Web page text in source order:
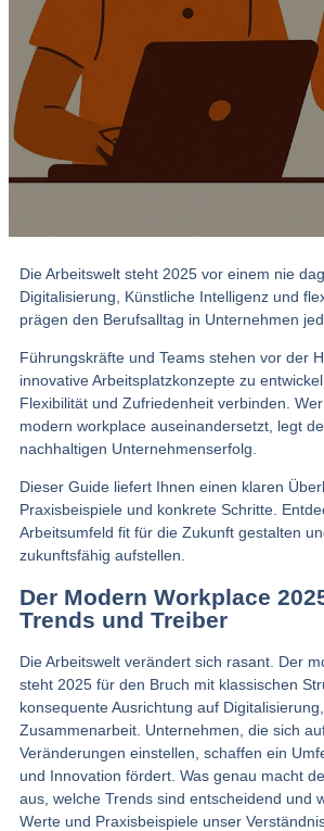
Die Arbeitswelt steht 2025 vor einem nie
Digitalisierung, Künstliche Intelligenz und
prägen den Berufsalltag in Unternehmen
Führungskräfte und Teams stehen vor der
innovative Arbeitsplatzkonzepte zu
Flexibilität und Zufriedenheit verbinden.
modern workplace auseinandersetzt, legt
nachhaltigen Unternehmenserfolg.
Dieser Guide liefert Ihnen einen klaren
Praxisbeispiele und konkrete Schritte.
Arbeitsumfeld fit für die Zukunft gestalten
zukunftsfähig aufstellen.
Der Modern Workplace
Trends und Treiber
Die Arbeitswelt verändert sich rasant. Der
steht 2025 für den Bruch mit klassischen
konsequente Ausrichtung auf
Zusammenarbeit. Unternehmen, die sich
Veränderungen einstellen, schaffen ein
und Innovation fördert. Was genau macht
aus, welche Trends sind entscheidend und
Werte und Praxisbeispiele unser